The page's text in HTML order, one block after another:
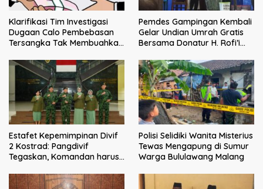
Klarifikasi Tim Investigasi
Dugaan Calo Pembebasan
Tersangka Tak Membuahkan
Pemdes Gampingan Kembali
Gelar Undian Umrah Gratis
Bersama Donatur H. Rofi’i
bagi Pejuang Sosial
Estafet Kepemimpinan Divif
2 Kostrad: Pangdivif
Tegaskan, Komandan harus
dan solusi bagi prajurit
Polisi Selidiki Wanita Misterius
Tewas Mengapung di Sumur
Warga Bululawang Malang